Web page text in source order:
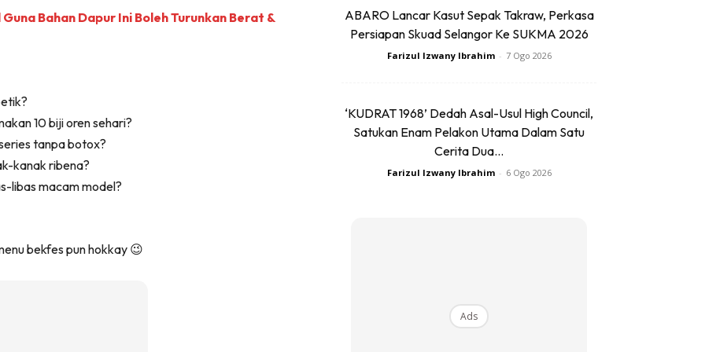
Bahan Dapur Ini Boleh Turunkan Berat &
10 biji oren sehari?
tanpa botox?
kanak ribena?
libas macam model?
bekfes pun hokkay 😉
ABARO Lancar Kasut Sepak Takraw, Perkasa
Persiapan Skuad Selangor Ke SUKMA 2026
Farizul Izwany Ibrahim - 7 Ogo 2026
‘KUDRAT 1968’ Dedah Asal-Usul High Council,
Satukan Enam Pelakon Utama Dalam Satu
Cerita Dua...
Farizul Izwany Ibrahim - 6 Ogo 2026
Ads